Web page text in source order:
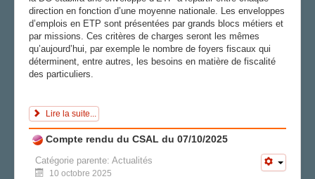
direction en fonction d’une moyenne nationale. Les enveloppes
d’emplois en ETP sont présentées par grands blocs métiers et
par missions. Ces critères de charges seront les mêmes
qu’aujourd’hui, par exemple le nombre de foyers fiscaux qui
déterminent, entre autres, les besoins en matière de fiscalité
des particuliers.
Lire la suite...
Compte rendu du CSAL du 07/10/2025
Catégorie parente: Actualités
10 octobre 2025